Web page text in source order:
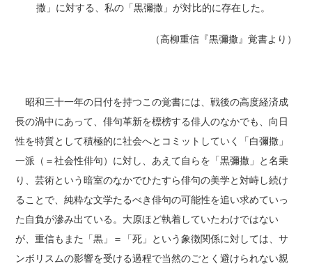
撒」に対する、私の「黒彌撒」が対比的に存在した。
（高柳重信『黒彌撒』覚書より）
昭和三十一年の日付を持つこの覚書には、戦後の高度経済成
長の渦中にあって、俳句革新を標榜する俳人のなかでも、向日
性を特質として積極的に社会へとコミットしていく「白彌撒」
一派（＝社会性俳句）に対し、あえて自らを「黒彌撒」と名乗
り、芸術という暗室のなかでひたすら俳句の美学と対峙し続け
ることで、純粋な文学たるべき俳句の可能性を追い求めていっ
た自負が滲み出ている。大原ほど執着していたわけではない
が、重信もまた「黒」＝「死」という象徴関係に対しては、サ
ンボリスムの影響を受ける過程で当然のごとく避けられない親